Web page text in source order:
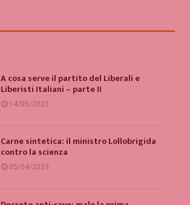
A cosa serve il partito del Liberali e
Liberisti Italiani – parte II
14/05/2023
Carne sintetica: il ministro Lollobrigida
contro la scienza
05/04/2023